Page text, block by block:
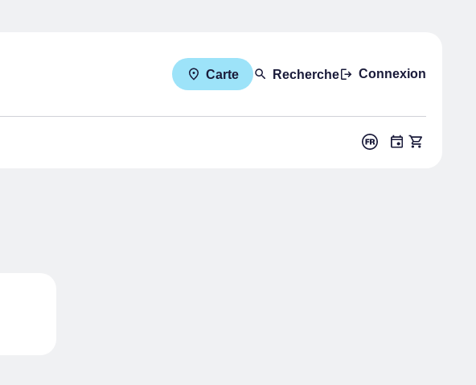
Carte Recherche Connexion